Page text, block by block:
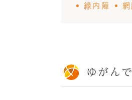
緑内障
ゆがん